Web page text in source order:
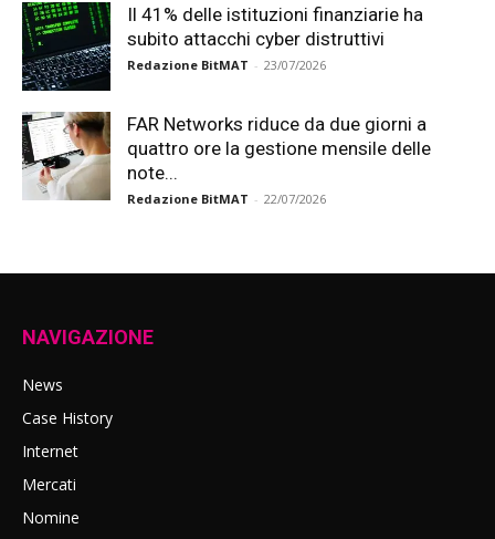
Il 41% delle istituzioni finanziarie ha
subito attacchi cyber distruttivi
Redazione BitMAT - 23/07/2026
FAR Networks riduce da due giorni a
quattro ore la gestione mensile delle
note...
Redazione BitMAT - 22/07/2026
NAVIGAZIONE
News
Case History
Internet
Mercati
Nomine